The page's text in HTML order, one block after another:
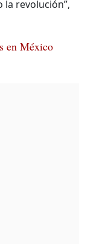
revolución”,
en México